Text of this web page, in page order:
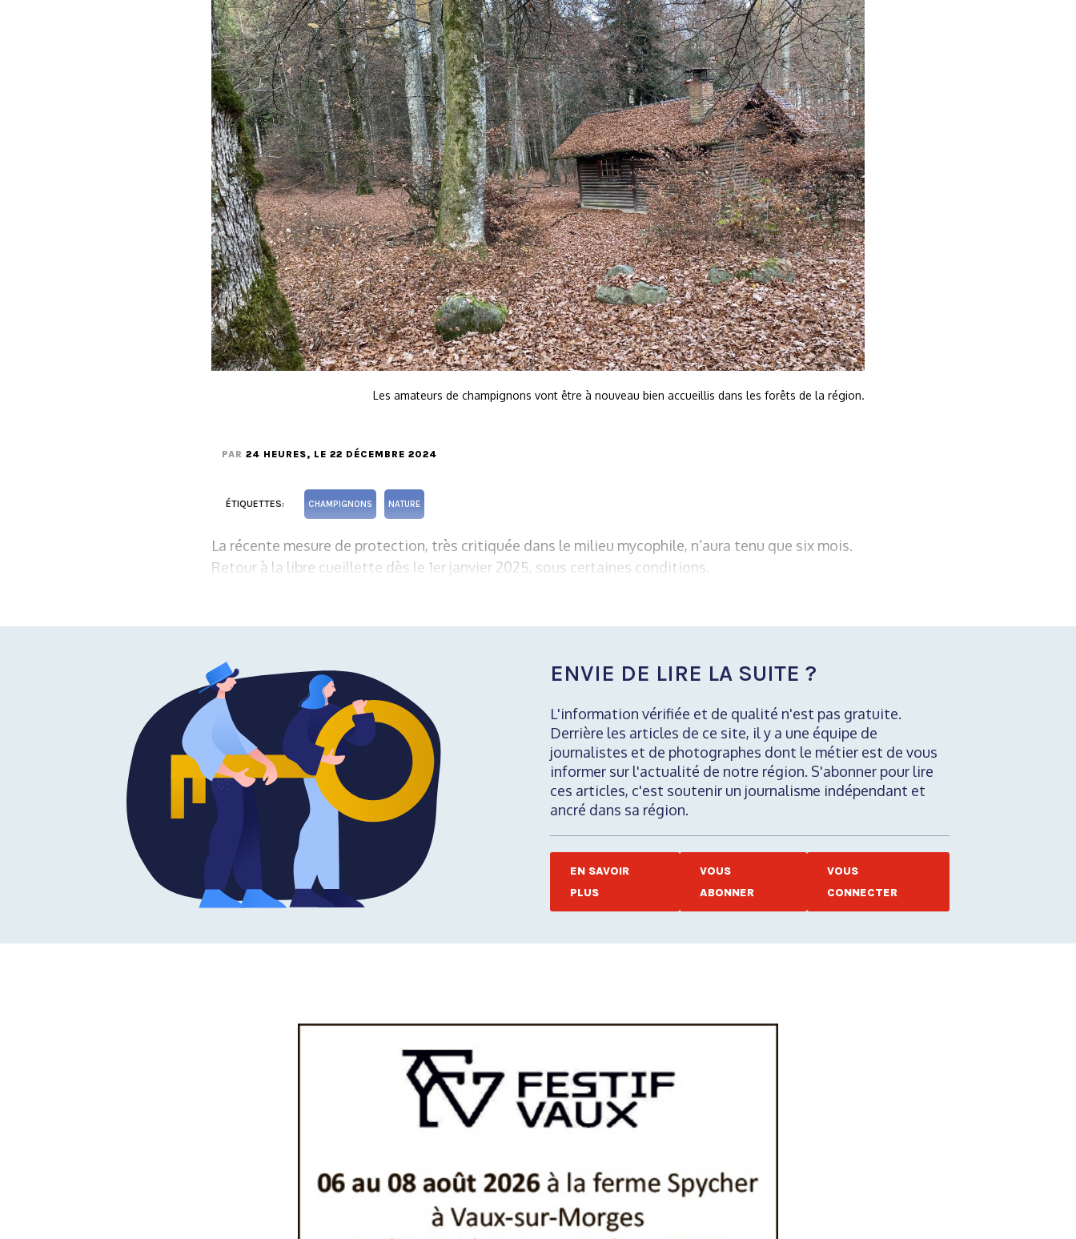
Les amateurs de champignons vont être à nouveau bien accueillis dans les forêts de la région.
PAR 24 HEURES, LE 22 DÉCEMBRE 2024
ÉTIQUETTES: CHAMPIGNONS NATURE
La récente mesure de protection, très critiquée dans le milieu mycophile, n’aura tenu que six mois.
Retour à la libre cueillette dès le 1er janvier 2025, sous certaines conditions.
ENVIE DE LIRE LA SUITE ?
L'information vérifiée et de qualité n'est pas gratuite.
Derrière les articles de ce site, il y a une équipe de
journalistes et de photographes dont le métier est de vous
informer sur l'actualité de notre région. S'abonner pour lire
ces articles, c'est soutenir un journalisme indépendant et
ancré dans sa région.
EN SAVOIR
PLUS
VOUS
ABONNER
VOUS
CONNECTER